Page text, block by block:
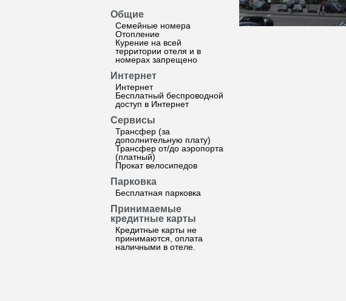
Общие
Семейные номера
Отопление
Курение на всей
территории отеля и в
номерах запрещено
Интернет
Интернет
Бесплатный беспроводной
доступ в Интернет
Сервисы
Трансфер (за
дополнительную плату)
Трансфер от/до аэропорта
(платный)
Прокат велосипедов
Парковка
Бесплатная парковка
Принимаемые
кредитные карты
Кредитные карты не
принимаются, оплата
наличными в отеле.